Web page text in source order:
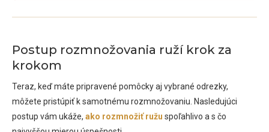
Postup rozmnožovania ruží krok za
krokom
Teraz, keď máte pripravené pomôcky aj vybrané odrezky,
môžete pristúpiť k samotnému rozmnožovaniu. Nasledujúci
postup vám ukáže, ako rozmnožiť ružu spoľahlivo a s čo